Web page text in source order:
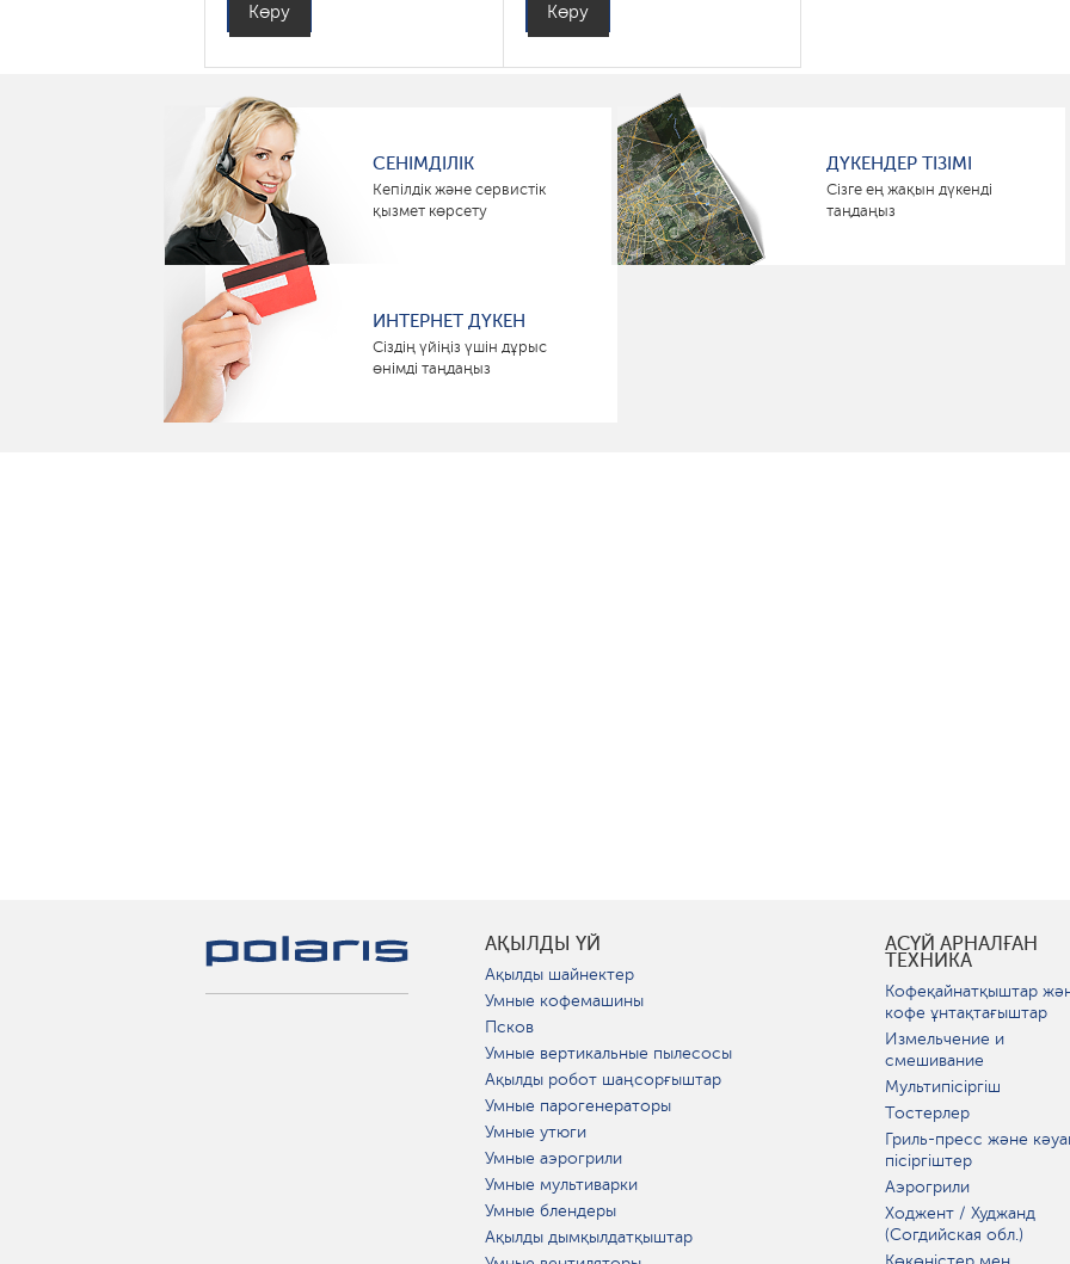
Көру Көру
СЕНІМДІЛІК
Кепілдік және сервистік
қызмет көрсету
ДҮКЕНДЕР ТІЗІМІ
Сізге ең жақын дүкенді
таңдаңыз
ИНТЕРНЕТ ДҮКЕН
Сіздің үйіңіз үшін дұрыс
өнімді таңдаңыз
АҚЫЛДЫ ҮЙ
Ақылды шайнектер
Умные кофемашины
Псков
Умные вертикальные пылесосы
Ақылды робот шаңсорғыштар
Умные парогенераторы
Умные утюги
Умные аэрогрили
Умные мультиварки
Умные блендеры
Ақылды дымқылдатқыштар
АСҮЙ АРНАЛҒАН
ТЕХНИКА
Кофеқайнатқыштар
кофе ұнтақтағыштар
Измельчение и
смешивание
Мультипісіргіш
Тостерлер
Гриль-пресс және
пісіргіштер
Аэрогрили
Ходжент / Худжанд
(Согдийская обл.)